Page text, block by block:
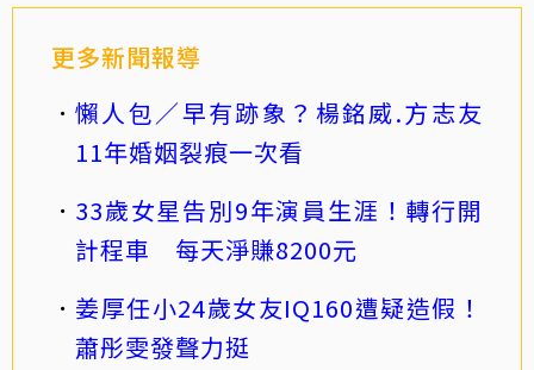
更多新聞報導
懶人包／早有跡象？楊銘威.方志友
11年婚姻裂痕一次看
33歲女星告別9年演員生涯！轉行開
計程車 每天淨賺8200元
姜厚任小24歲女友IQ160遭疑造假！
蕭彤雯發聲力挺